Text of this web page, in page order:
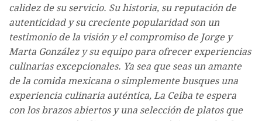
calidez de su servicio. Su historia, su reputación de
autenticidad y su creciente popularidad son un
testimonio de la visión y el compromiso de Jorge y
Marta González y su equipo para ofrecer experiencias
culinarias excepcionales. Ya sea que seas un amante
de la comida mexicana o simplemente busques una
experiencia culinaria auténtica, La Ceiba te espera
con los brazos abiertos y una selección de platos que